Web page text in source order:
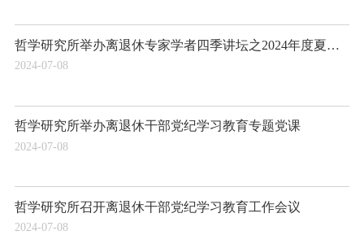
哲学研究所举办离退休专家学者四季讲坛之2024年度夏季讲坛
2024-07-08
哲学研究所举办离退休干部党纪学习教育专题党课
2024-07-08
哲学研究所召开离退休干部党纪学习教育工作会议
2024-07-08